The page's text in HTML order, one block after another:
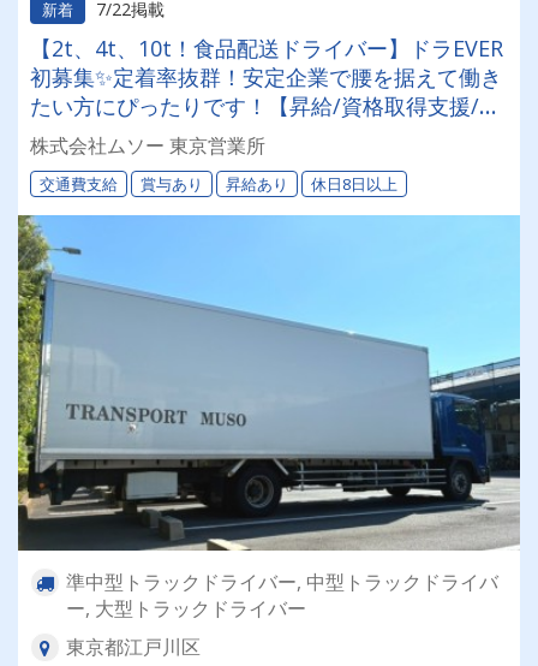
新着 7/22掲載
【2t、4t、10t！食品配送ドライバー】ドラEVER
初募集✨定着率抜群！安定企業で腰を据えて働き
たい方にぴったりです！【昇給/資格取得支援/普
通免許で応募OK♪勤務日数や時間など生活スタイ
ルに合わせて選べます★
株式会社ムソー 東京営業所
交通費支給 賞与あり 昇給あり 休日8日以上
準中型トラックドライバー, 中型トラックドライバ
ー, 大型トラックドライバー
東京都江戸川区